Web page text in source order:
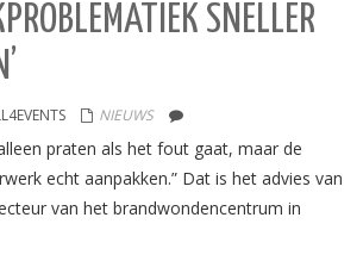
SNELLER
NIEUWS
alleen praten als het fout gaat, maar de
echt aanpakken.” Dat is het advies van
van het brandwondencentrum in